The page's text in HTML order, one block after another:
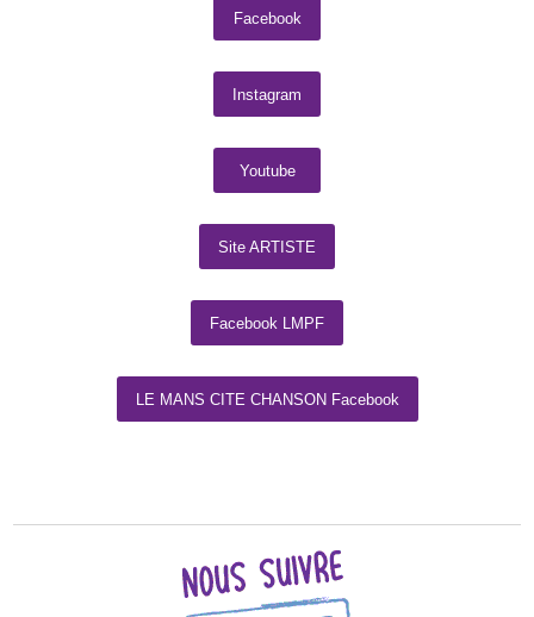
Facebook
Instagram
Youtube
Site ARTISTE
Facebook LMPF
LE MANS CITE CHANSON Facebook